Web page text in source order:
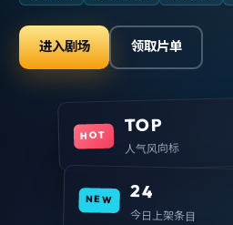
进入剧场 领取片单
HOT TOP
人气风向标
NEW 24
今日上架条目